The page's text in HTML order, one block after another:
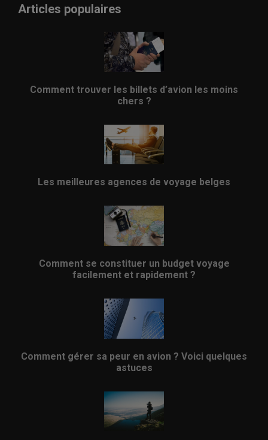
Articles populaires
Comment trouver les billets d’avion les moins
chers ?
Les meilleures agences de voyage belges
Comment se constituer un budget voyage
facilement et rapidement ?
Comment gérer sa peur en avion ? Voici quelques
astuces